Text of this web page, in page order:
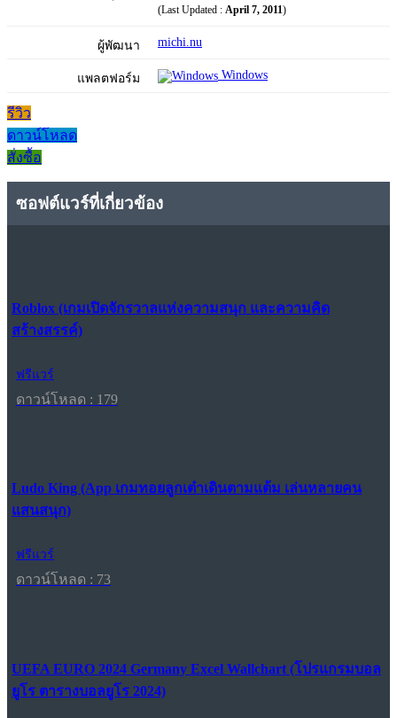
(Last Updated : April 7, 2011)
ผู้พัฒนา michi.nu
แพลตฟอร์ม Windows
รีวิว
ดาวน์โหลด
สั่งซื้อ
ซอฟต์แวร์ที่เกี่ยวข้อง
Roblox (เกมเปิดจักรวาลแห่งความสนุก และความคิด
สร้างสรรค์)
ฟรีแวร์
ดาวน์โหลด : 179
Ludo King (App เกมทอยลูกเต๋าเดินตามแต้ม เล่นหลายคน
แสนสนุก)
ฟรีแวร์
ดาวน์โหลด : 73
UEFA EURO 2024 Germany Excel Wallchart (โปรแกรมบอล
ยูโร ตารางบอลยูโร 2024)